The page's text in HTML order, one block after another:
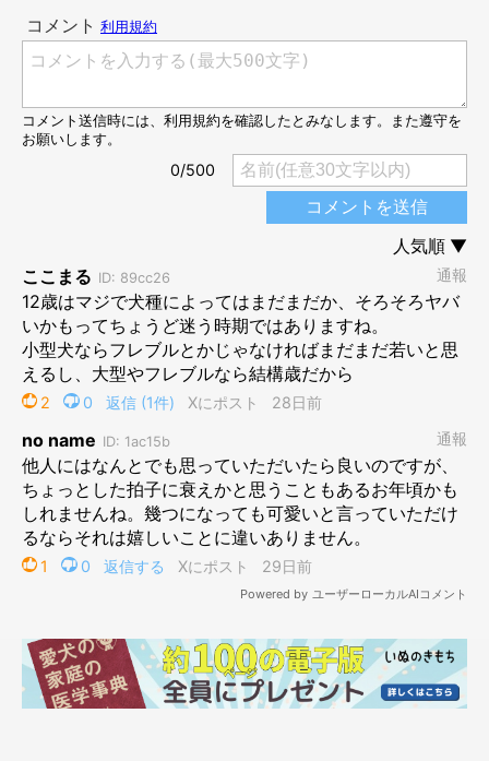
小型犬の寿命は12才〜16才くらいと言われているので、年齢だ
……とはいえ。てんすけ、普通に元気なんですよね。
ダッシュするし、岩にも飛び乗るし、何時間でも歩きたがるし、
飼い主的には「まだまだ若いなあ」という感覚の方が強いです。
でも、世間的にはやっぱり「犬の12才」と聞くと、“おじいちゃ
ん犬”という印象になるようです。
年齢を言うと、ちょっと気の毒そうというか、「かわいそ
う……」みたいな顔をされることがあるんですよね。
ていたりすると、「足腰が弱ってるのかな？」と思われがち。
一方で、犬と暮らしている人たちは反応が違います。
「えっ、若く見える！」とか、年上わんこと暮らしている方に
は、「12歳なんて、まだまだ元気よ〜！」なんて言ってもらえた
そういう言葉を聞くと、なんだか嬉しくなります。
SNSでも、てんすけよりずっと年上のわんこたちが、元気に暮ら